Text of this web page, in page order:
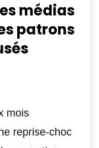
médias
patrons
mois
reprise-choc